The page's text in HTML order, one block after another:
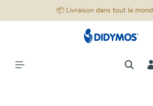
📦 Livraison dans tout le